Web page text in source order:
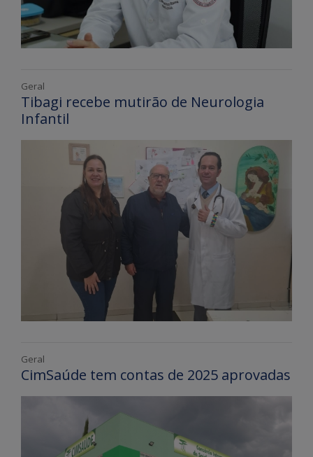
Geral
Tibagi recebe mutirão de Neurologia
Infantil
Geral
CimSaúde tem contas de 2025 aprovadas